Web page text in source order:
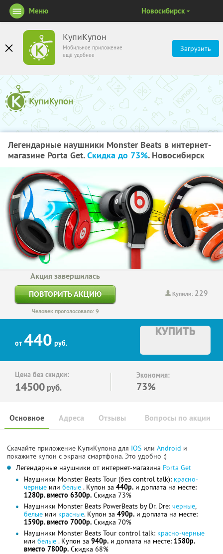
КупиКупон
Мобильное приложение
ещё удобнее
Загрузить
Меню Новосибирск
Легендарные наушники Monster Beats в интернет-
магазине Porta Get.Скидка до 73%. Новосибирск
Купили: 229
Акция завершилась
ПОВТОРИТЬ АКЦИЮ
Человек проголосовало: 9
от 440 руб.
КУПИТЬ
Цена без скидки:
14500 руб.
Экономия:
73%
Основное Отзывы Вопросы по акции
Адреса
Скачайте приложение КупиКупона для IOS или Android и
покажите купон с экрана смартфона. Это удобно :)
Легендарные наушники от интернет-магазина Porta Get
Наушники Monster Beats Tour (без control talk): красно-
черные или белые . Купон за 440р. и доплата на месте:
1280р. вместо 6300р. Скидка 73%
Наушники Monster Beats PowerBeats by Dr. Dre: черные,
белые или красные. Купон за 490р. и доплата на месте:
1590р. вместо 7000р. Скидка 70%
Наушники Monster Beats Tour control talk: красно-черные
или белые . Купон за 940р. и доплата на месте: 1580р.
вместо 7800р. Скидка 68%